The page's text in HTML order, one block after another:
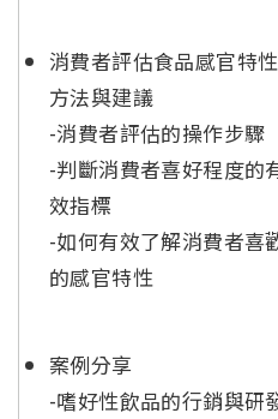
消費者評估食品感官特
方法與建議
-消費者評估的操作步驟
-判斷消費者喜好程度的
效指標
-如何有效了解消費者喜
的感官特性
案例分享
-嗜好性飲品的行銷與研